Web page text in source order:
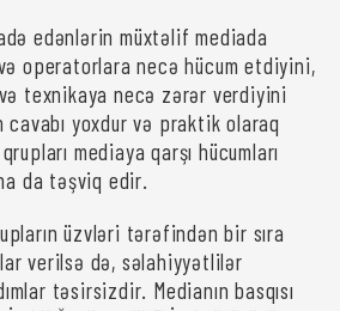
edənlərin müxtəlif mediada
operatorlara necə hücum etdiyini,
texnikaya necə zərər verdiyini
yoxdur və praktik olaraq
mediaya qarşı hücumları
da təşviq edir.
üzvləri tərəfindən bir sıra
verilsə də, səlahiyyətlilər
təsirsizdir. Medianın basqısı